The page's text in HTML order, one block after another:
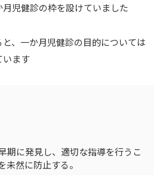
児健診の枠を設けていました
、一か月児健診の目的については
います
期に発見し、適切な指導を行うこ
未然に防止する。